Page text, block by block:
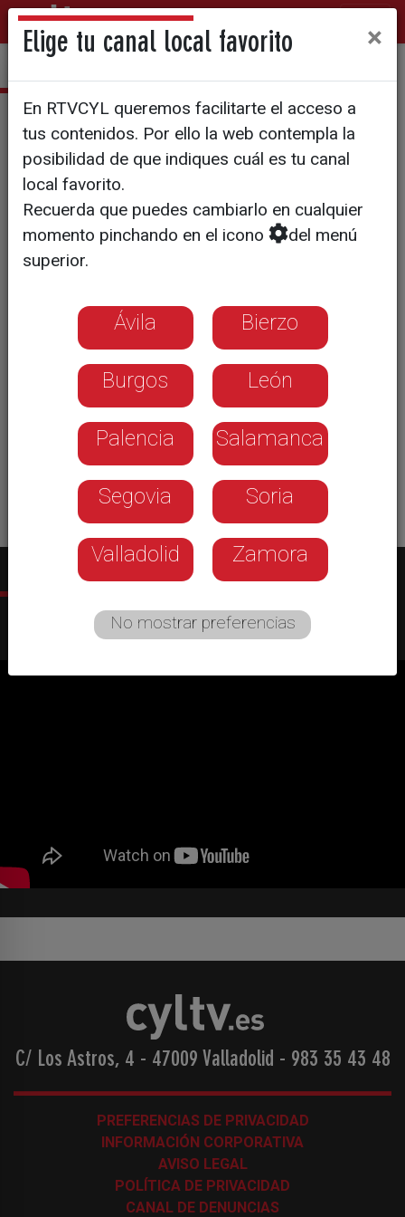
Tesoros en casa
Más programas
C/ Los Astros, 4 - 47009 Valladolid - 983 35 43 48
PREFERENCIAS DE PRIVACIDAD
INFORMACIÓN CORPORATIVA
AVISO LEGAL
POLÍTICA DE PRIVACIDAD
CANAL DE DENUNCIAS
Elige tu canal local favorito ×
En RTVCYL queremos facilitarte el acceso a
tus contenidos. Por ello la web contempla la
posibilidad de que indiques cuál es tu canal
local favorito.
Recuerda que puedes cambiarlo en cualquier
momento pinchando en el icono
del menú
superior.
Ávila Bierzo
Burgos León
Palencia Salamanca
Segovia Soria
Valladolid Zamora
No mostrar preferencias